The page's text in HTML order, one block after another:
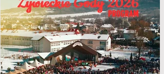
Ciśca „Romanka” z Żabnicy „Harnasie z
Łyngu” z Milówki „K